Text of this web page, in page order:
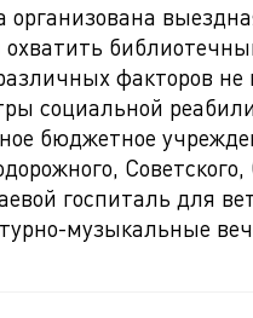
организована
факторов
социальной
бюджетное
Советского,
госпиталь для
музыкальные